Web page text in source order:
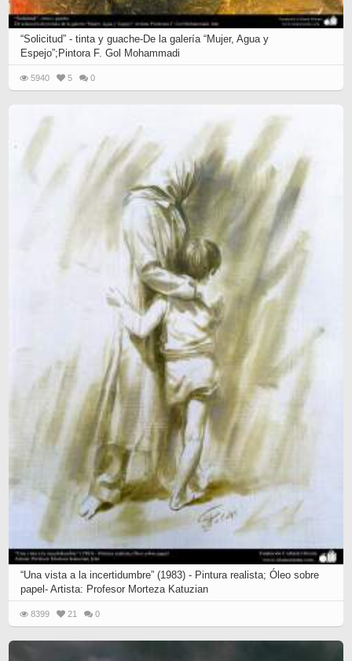
“Solicitud” - tinta y guache-De la galería “Mujer, Agua y
Espejo”;Pintora F. Gol Mohammadi
5940 5 0
“Una vista a la incertidumbre” (1983) - Pintura realista; Óleo sobre
papel- Artista: Profesor Morteza Katuzian
8399 21 0